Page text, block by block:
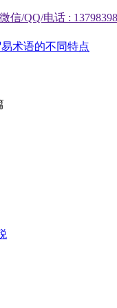
微信/QQ/电话 :
术语的不同特点